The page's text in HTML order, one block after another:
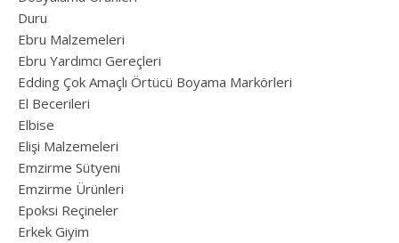
Duru
Ebru Malzemeleri
Ebru Yardımcı Gereçleri
Edding Çok Amaçlı Örtücü Boyama Markörleri
El Becerileri
Elbise
Elişi Malzemeleri
Emzirme Sütyeni
Emzirme Ürünleri
Epoksi Reçineler
Erkek Giyim